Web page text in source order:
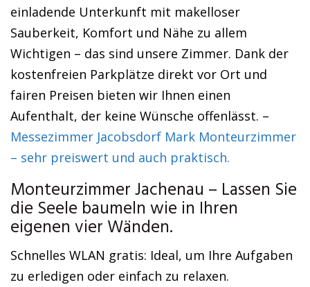
einladende Unterkunft mit makelloser
Sauberkeit, Komfort und Nähe zu allem
Wichtigen – das sind unsere Zimmer. Dank der
kostenfreien Parkplätze direkt vor Ort und
fairen Preisen bieten wir Ihnen einen
Aufenthalt, der keine Wünsche offenlässt. –
Messezimmer Jacobsdorf Mark Monteurzimmer
– sehr preiswert und auch praktisch.
Monteurzimmer Jachenau – Lassen Sie
die Seele baumeln wie in Ihren
eigenen vier Wänden.
Schnelles WLAN gratis: Ideal, um Ihre Aufgaben
zu erledigen oder einfach zu relaxen.